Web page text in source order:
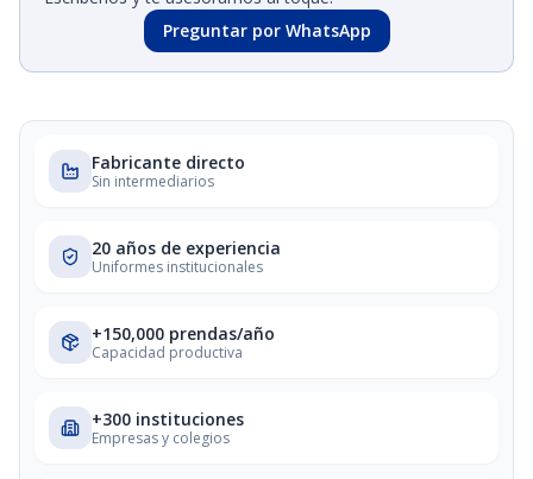
Preguntar por WhatsApp
Fabricante directo
Sin intermediarios
20 años de experiencia
Uniformes institucionales
+150,000 prendas/año
Capacidad productiva
+300 instituciones
Empresas y colegios